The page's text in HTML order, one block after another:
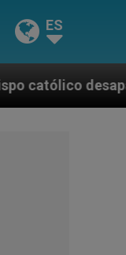
ES
por la